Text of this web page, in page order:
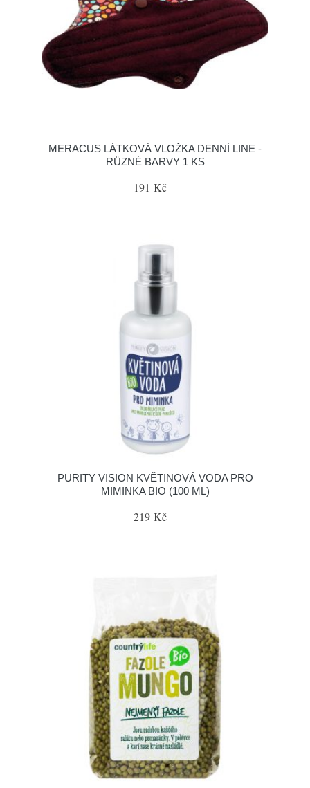
MERACUS LÁTKOVÁ VLOŽKA DENNÍ LINE -
RŮZNÉ BARVY 1 KS
191 Kč
PURITY VISION KVĚTINOVÁ VODA PRO
MIMINKA BIO (100 ML)
219 Kč